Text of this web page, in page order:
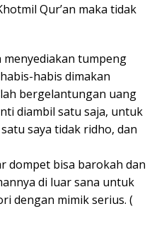
Qur’an maka tidak
menyediakan tumpeng
habis dimakan
bergelantungan uang
diambil satu saja, untuk
saya tidak ridho, dan
dompet bisa barokah dan
di luar sana untuk
dengan mimik serius. (